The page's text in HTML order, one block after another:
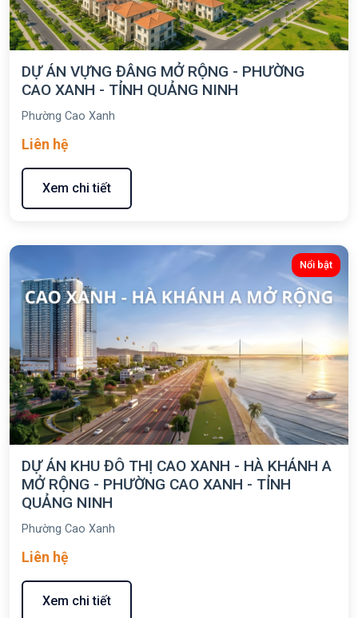
DỰ ÁN VỰNG ĐÂNG MỞ RỘNG - PHƯỜNG
CAO XANH - TỈNH QUẢNG NINH
Phường Cao Xanh
Liên hệ
Xem chi tiết
Nổi bật
DỰ ÁN KHU ĐÔ THỊ CAO XANH - HÀ KHÁNH A
MỞ RỘNG - PHƯỜNG CAO XANH - TỈNH
QUẢNG NINH
Phường Cao Xanh
Liên hệ
Xem chi tiết